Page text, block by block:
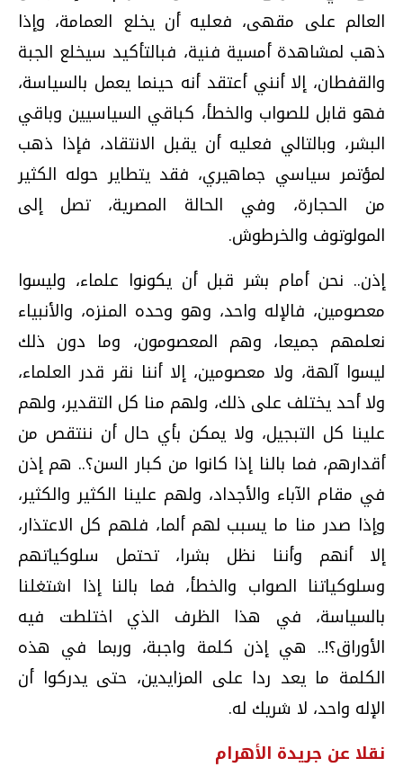
العالم على مقهى، فعليه أن يخلع العمامة، وإذا
ذهب لمشاهدة أمسية فنية، فبالتأكيد سيخلع الجبة
والقفطان، إلا أنني أعتقد أنه حينما يعمل بالسياسة،
فهو قابل للصواب والخطأ، كباقي السياسيين وباقي
البشر، وبالتالي فعليه أن يقبل الانتقاد، فإذا ذهب
لمؤتمر سياسي جماهيري، فقد يتطاير حوله الكثير
من الحجارة، وفي الحالة المصرية، تصل إلى
المولوتوف والخرطوش.
إذن.. نحن أمام بشر قبل أن يكونوا علماء، وليسوا
معصومين، فالإله واحد، وهو وحده المنزه، والأنبياء
نعلمهم جميعا، وهم المعصومون، وما دون ذلك
ليسوا آلهة، ولا معصومين، إلا أننا نقر قدر العلماء،
ولا أحد يختلف على ذلك، ولهم منا كل التقدير، ولهم
علينا كل التبجيل، ولا يمكن بأي حال أن ننتقص من
أقدارهم، فما بالنا إذا كانوا من كبار السن؟.. هم إذن
في مقام الآباء والأجداد، ولهم علينا الكثير والكثير،
وإذا صدر منا ما يسبب لهم ألما، فلهم كل الاعتذار،
إلا أنهم وأننا نظل بشرا، تحتمل سلوكياتهم
وسلوكياتنا الصواب والخطأ، فما بالنا إذا اشتغلنا
بالسياسة، في هذا الظرف الذي اختلطت فيه
الأوراق؟!.. هي إذن كلمة واجبة، وربما في هذه
الكلمة ما يعد ردا على المزايدين، حتى يدركوا أن
الإله واحد، لا شريك له.
نقلا عن جريدة الأهرام